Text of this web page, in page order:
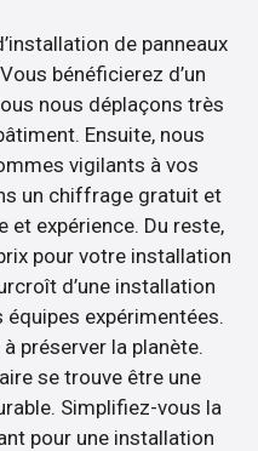
de panneaux
bénéficierez d’un
nous déplaçons très
Ensuite, nous
vigilants à vos
un chiffrage gratuit et
expérience. Du reste,
pour votre installation
d’une installation
expérimentées.
préserver la planète.
se trouve être une
Simplifiez-vous la
pour une installation